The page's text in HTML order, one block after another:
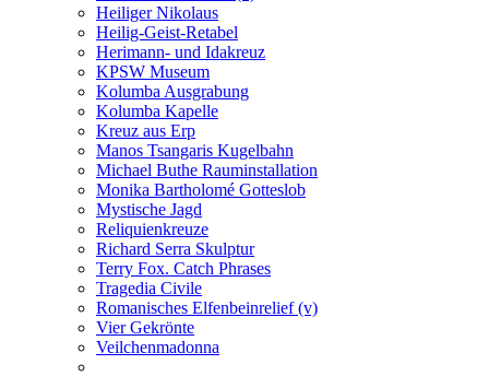
Heiliger Nikolaus
Heilig-Geist-Retabel
Herimann- und Idakreuz
KPSW Museum
Kolumba Ausgrabung
Kolumba Kapelle
Kreuz aus Erp
Manos Tsangaris Kugelbahn
Michael Buthe Rauminstallation
Monika Bartholomé Gotteslob
Mystische Jagd
Reliquienkreuze
Richard Serra Skulptur
Terry Fox. Catch Phrases
Tragedia Civile
Romanisches Elfenbeinrelief (v)
Vier Gekrönte
Veilchenmadonna